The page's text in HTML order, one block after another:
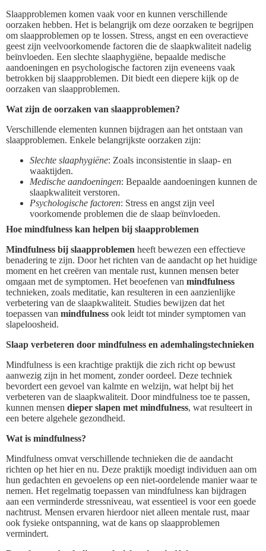
Slaapproblemen komen vaak voor en kunnen verschillende
oorzaken hebben. Het is belangrijk om deze oorzaken te begrijpen
om slaapproblemen op te lossen. Stress, angst en een overactieve
geest zijn veelvoorkomende factoren die de slaapkwaliteit nadelig
beïnvloeden. Een slechte slaaphygiëne, bepaalde medische
aandoeningen en psychologische factoren zijn eveneens vaak
betrokken bij slaapproblemen. Dit biedt een diepere kijk op de
oorzaken van slaapproblemen.
Wat zijn de oorzaken van slaapproblemen?
Verschillende elementen kunnen bijdragen aan het ontstaan van
slaapproblemen. Enkele belangrijkste oorzaken zijn:
Slechte slaaphygiëne: Zoals inconsistentie in slaap- en
waaktijden.
Medische aandoeningen: Bepaalde aandoeningen kunnen de
slaapkwaliteit verstoren.
Psychologische factoren: Stress en angst zijn veel
voorkomende problemen die de slaap beïnvloeden.
Hoe mindfulness kan helpen bij slaapproblemen
Mindfulness bij slaapproblemen heeft bewezen een effectieve
benadering te zijn. Door het richten van de aandacht op het huidige
moment en het creëren van mentale rust, kunnen mensen beter
omgaan met de symptomen. Het beoefenen van mindfulness
technieken, zoals meditatie, kan resulteren in een aanzienlijke
verbetering van de slaapkwaliteit. Studies bewijzen dat het
toepassen van mindfulness ook leidt tot minder symptomen van
slapeloosheid.
Slaap verbeteren door mindfulness en ademhalingstechnieken
Mindfulness is een krachtige praktijk die zich richt op bewust
aanwezig zijn in het moment, zonder oordeel. Deze techniek
bevordert een gevoel van kalmte en welzijn, wat helpt bij het
verbeteren van de slaapkwaliteit. Door mindfulness toe te passen,
kunnen mensen dieper slapen met mindfulness, wat resulteert in
een betere algehele gezondheid.
Wat is mindfulness?
Mindfulness omvat verschillende technieken die de aandacht
richten op het hier en nu. Deze praktijk moedigt individuen aan om
hun gedachten en gevoelens op een niet-oordelende manier waar te
nemen. Het regelmatig toepassen van mindfulness kan bijdragen
aan een verminderde stressniveau, wat essentieel is voor een goede
nachtrust. Mensen ervaren hierdoor niet alleen mentale rust, maar
ook fysieke ontspanning, wat de kans op slaapproblemen
vermindert.